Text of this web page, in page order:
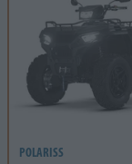
POLARISS